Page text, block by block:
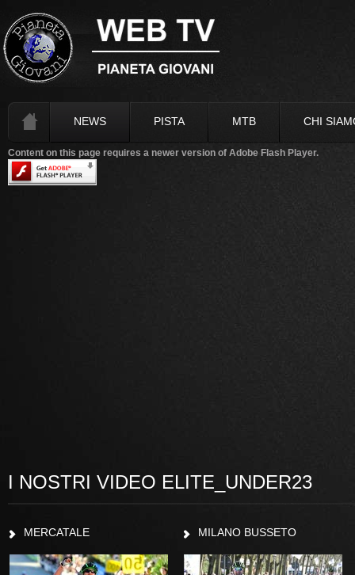
NEWS PISTA MTB CHI
Content on this page requires a newer version of Adobe Flash Player.
I NOSTRI VIDEO ELITE_UNDER23
MERCATALE MILANO BUSSETO